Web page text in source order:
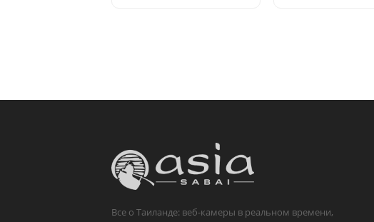
Все о Таиланде: веб-камеры в реальном времени,